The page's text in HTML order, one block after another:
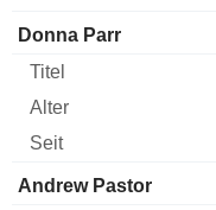
Donna Parr
Andrew Pastor